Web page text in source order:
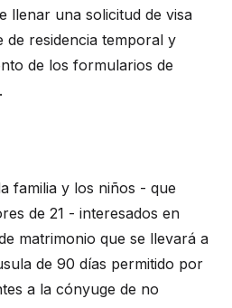
llenar una solicitud de visa
de residencia temporal y
de los formularios de
familia y los niños - que
de 21 - interesados en
matrimonio que se llevará a
de 90 días permitido por
a la cónyuge de no